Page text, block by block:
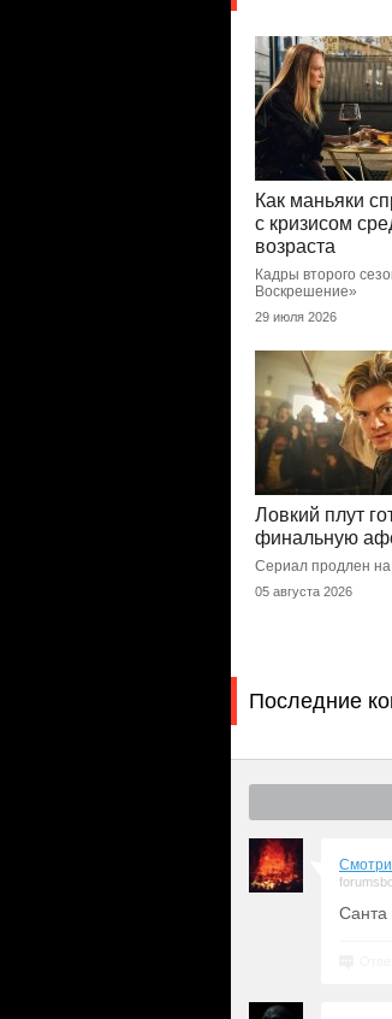
Как маньяки
с кризисом
возраста
Кадры второго
Воскрешение»
29 июля 2026
Ловкий плут
финальную
Сериал продлен на
05 августа 2026
Последние
Санта